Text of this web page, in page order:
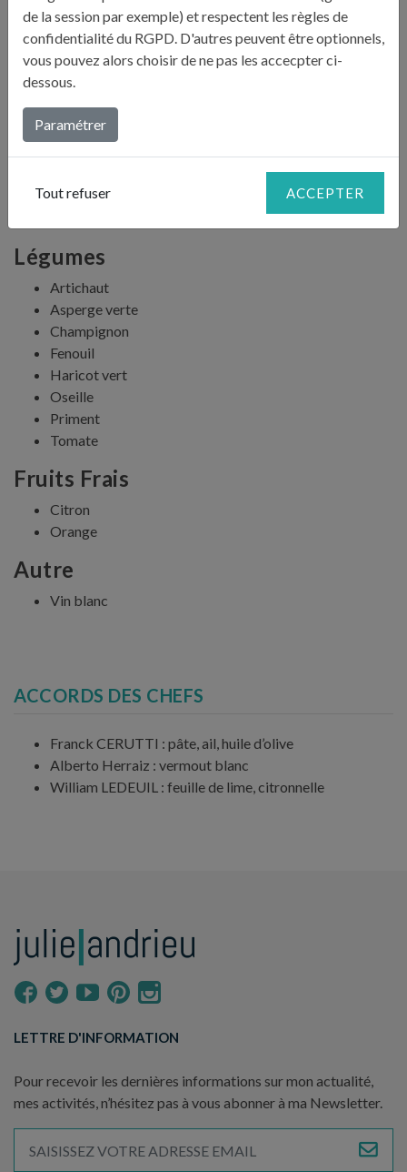
Epices, herbes et condiments
Ail
Curry
Echalote
Laurier
Olive
Paprika
Raifort
Légumes
Artichaut
Asperge verte
Champignon
Fenouil
Haricot vert
Oseille
Priment
Tomate
Fruits Frais
Citron
Orange
Autre
Vin blanc
ACCORDS DES CHEFS
Franck CERUTTI : pâte, ail, huile d’olive
Alberto Herraiz : vermout blanc
William LEDEUIL : feuille de lime, citronnelle
LETTRE D'INFORMATION
Pour recevoir les dernières informations sur mon actualité,
mes activités, n’hésitez pas à vous abonner à ma Newsletter.
de la session par exemple) et respectent les règles de
confidentialité du RGPD. D'autres peuvent être optionnels,
vous pouvez alors choisir de ne pas les accecpter ci-
dessous.
Paramétrer
Tout refuser ACCEPTER